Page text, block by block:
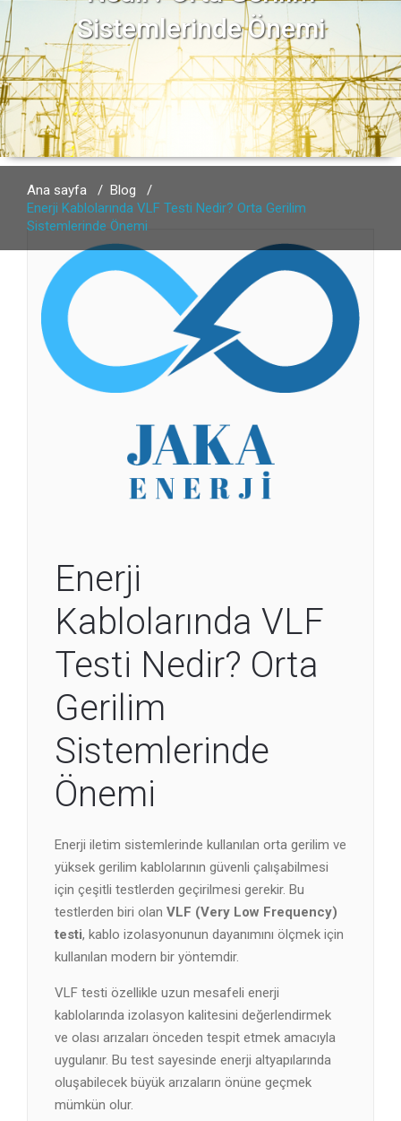
Sistemlerinde Önemi
Ana sayfa / Blog /
Enerji Kablolarında VLF Testi Nedir? Orta Gerilim
Sistemlerinde Önemi
Enerji
Kablolarında VLF
Testi Nedir? Orta
Gerilim
Sistemlerinde
Önemi
Enerji iletim sistemlerinde kullanılan orta gerilim ve
yüksek gerilim kablolarının güvenli çalışabilmesi
için çeşitli testlerden geçirilmesi gerekir. Bu
testlerden biri olan VLF (Very Low Frequency)
testi, kablo izolasyonunun dayanımını ölçmek için
kullanılan modern bir yöntemdir.
VLF testi özellikle uzun mesafeli enerji
kablolarında izolasyon kalitesini değerlendirmek
ve olası arızaları önceden tespit etmek amacıyla
uygulanır. Bu test sayesinde enerji altyapılarında
oluşabilecek büyük arızaların önüne geçmek
mümkün olur.